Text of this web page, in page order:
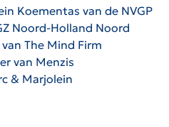
Koementas van de NVGP
Noord-Holland Noord
The Mind Firm
van Menzis
& Marjolein